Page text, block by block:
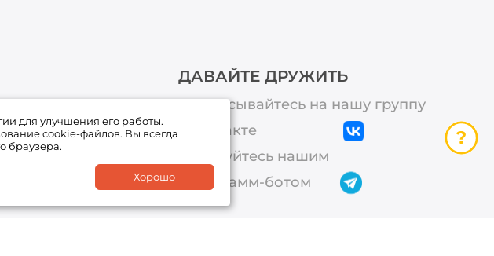
товара
ДАВАЙТЕ ДРУЖИТЬ
Подписывайтесь на нашу группу
ВКонтакте
Пользуйтесь нашим
телеграмм-ботом
для улучшения его работы.
cookie-файлов. Вы всегда
браузера.
Хорошо